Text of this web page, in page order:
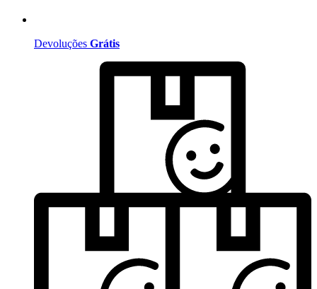
Devoluções Grátis